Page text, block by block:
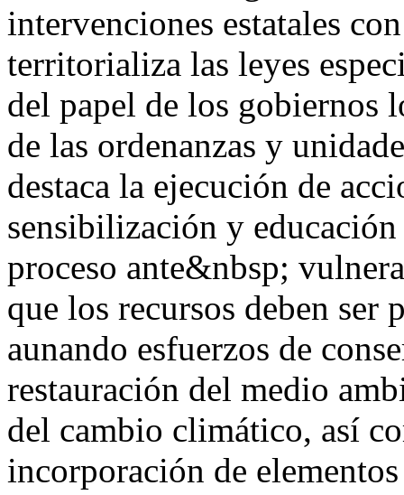
intervenciones estatales
territorializa las leyes
del papel de los gobiernos
de las ordenanzas y
destaca la ejecución de
sensibilización y
proceso ante&nbsp;
que los recursos deben ser
aunando esfuerzos de
restauración del medio
del cambio climático, así
incorporación de